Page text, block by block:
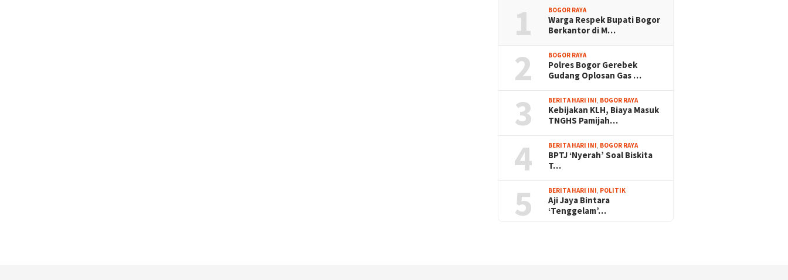
1 BOGOR RAYA
Warga Respek Bupati Bogor
Berkantor di M…
2 BOGOR RAYA
Polres Bogor Gerebek
Gudang Oplosan Gas …
3 BERITA HARI INI, BOGOR RAYA
Kebijakan KLH, Biaya Masuk
TNGHS Pamijah…
4 BERITA HARI INI, BOGOR RAYA
BPTJ ‘Nyerah’ Soal Biskita
T…
5 BERITA HARI INI, POLITIK
Aji Jaya Bintara
‘Tenggelam’…